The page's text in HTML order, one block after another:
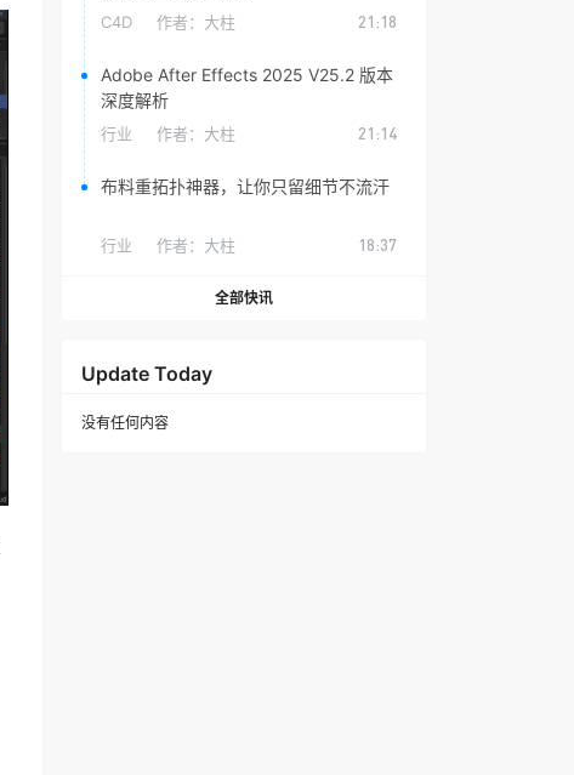
C4D 作者： 大柱 21:18
Adobe After Effects 2025 V25.2 版本
深度解析
行业 作者： 大柱 21:14
布料重拓扑神器，让你只留细节不流汗
行业 作者： 大柱 18:37
全部快讯
Update Today
没有任何内容